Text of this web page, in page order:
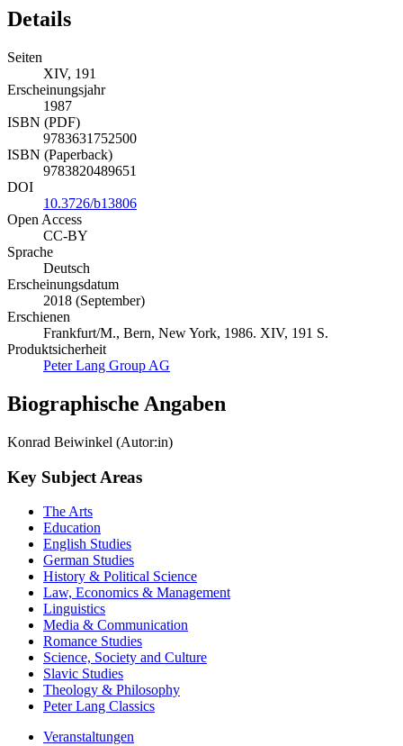
Details
Seiten
XIV, 191
Erscheinungsjahr
1987
ISBN (PDF)
9783631752500
ISBN (Paperback)
9783820489651
DOI
10.3726/b13806
Open Access
CC-BY
Sprache
Deutsch
Erscheinungsdatum
2018 (September)
Erschienen
Frankfurt/M., Bern, New York, 1986. XIV, 191 S.
Produktsicherheit
Peter Lang Group AG
Biographische Angaben
Konrad Beiwinkel (Autor:in)
Key Subject Areas
The Arts
Education
English Studies
German Studies
History & Political Science
Law, Economics & Management
Linguistics
Media & Communication
Romance Studies
Science, Society and Culture
Slavic Studies
Theology & Philosophy
Peter Lang Classics
Veranstaltungen